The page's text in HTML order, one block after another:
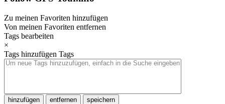
Zu meinen Favoriten hinzufügen
Von meinen Favoriten entfernen
Tags bearbeiten
×
Tags hinzufügen Tags
hinzufügen entfernen speichern